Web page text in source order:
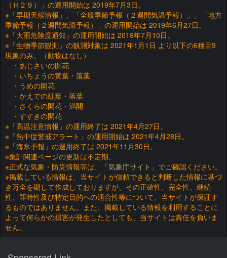
（Ｈ２９）」の運用開始は 2019年7月3日。
※「早期天候情報」、「全般季節予報（２週間気温予報）」、「地方
季節予報（２週間気温予報）」の運用開始は 2019年6月27日。
※「大雨危険度通知」の運用開始は 2019年7月10日。
※「生物季節観測」の観測対象は 2021年1月1日 より以下の6種目9
現象のみ。（動物はなし）
・あじさいの開花
・いちょうの黄葉・落葉
・うめの開花
・かえでの紅葉・落葉
・さくらの開花・満開
・すすきの開花
※「高温注意情報」の運用終了は 2021年4月27日。
※「熱中症警戒アラート」の運用開始は 2021年4月28日。
※「海氷予報」の運用終了は 2021年11月30日。
※集計関連ページの更新は不定期。
※正式な気象・防災情報等は、「気象庁サイト 」でご確認ください。
※掲載している情報は、当サイトが信頼できると判断した情報に基づ
き万全を期して作成しておりますが、その正確性、完全性、継続
性、即時性及び特定目的への適合性等について、当サイトが保証す
るものではありません。また、掲載している情報を利用することに
よって何らかの損害が発生したとしても、当サイトは責任を負いま
せん。